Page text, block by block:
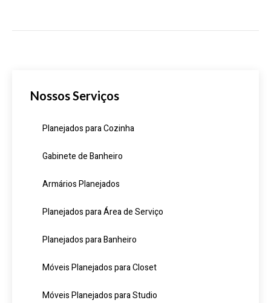
Nossos Serviços
Planejados para Cozinha
Gabinete de Banheiro
Armários Planejados
Planejados para Área de Serviço
Planejados para Banheiro
Móveis Planejados para Closet
Móveis Planejados para Studio